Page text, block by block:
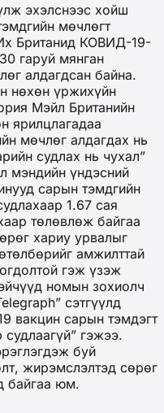
эхэлснээс хойш
мөчлөгт
Британид КОВИД-19-
гаруй мянган
алдагдсан байна.
нөхөн үржихүйн
Мэйл Британийн
ярилцлагадаа
мөчлөг алдагдах нь
судлах нь чухал”
мэндийн үндэсний
сарын тэмдгийн
1.67 сая
төлөвлөж байгаа
хариу урвалыг
амжилттай
гэж үзэж
номын зохиолч
сэтгүүлд
вакцин сарын тэмдэгт
гэжээ.
буй
жирэмслэлтэд сөрөг
байгаа юм.